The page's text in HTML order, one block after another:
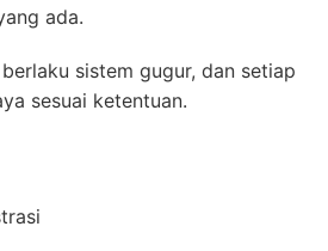
ada.
sistem gugur, dan setiap
sesuai ketentuan.